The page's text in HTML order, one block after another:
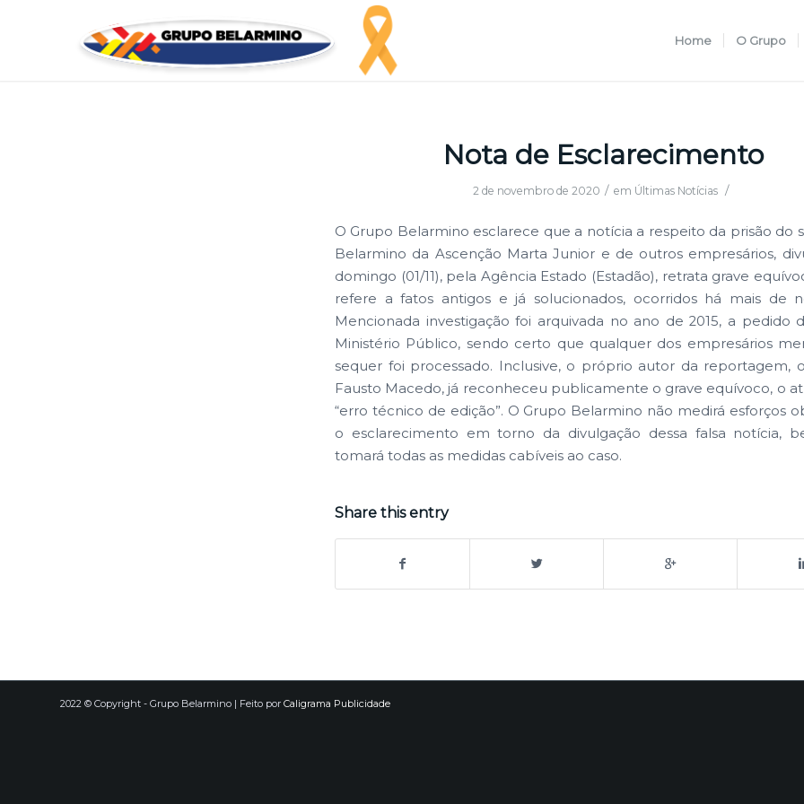
Home O Grupo
Nota de Esclarecimento
2 de novembro de 2020 / em Últimas Notícias /
O Grupo Belarmino esclarece que a notícia a respeito da prisão do
Belarmino da Ascenção Marta Junior e de outros empresários,
domingo (01/11), pela Agência Estado (Estadão), retrata grave
refere a fatos antigos e já solucionados, ocorridos há mais de
Mencionada investigação foi arquivada no ano de 2015, a pedido
Ministério Público, sendo certo que qualquer dos empresários
sequer foi processado. Inclusive, o próprio autor da reportagem,
Fausto Macedo, já reconheceu publicamente o grave equívoco, o
“erro técnico de edição”. O Grupo Belarmino não medirá esforços
o esclarecimento em torno da divulgação dessa falsa notícia,
tomará todas as medidas cabíveis ao caso.
Share this entry
2022 © Copyright - Grupo Belarmino | Feito por Caligrama Publicidade